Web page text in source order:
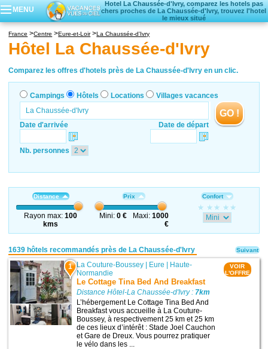
MENU
Hotel La Chaussée-d'Ivry, comparez les hotels pas
chers proches de La Chaussée-d'Ivry, trouvez l'hotel
le mieux situé
Hôtels
Locations vacances
Villages vacances
France Centre Eure-et-Loir La Chaussée-d'Ivry
Hôtel La Chaussée-d'Ivry
Comparez les offres d'hotels près de La Chaussée-d'Ivry en un clic.
Campings Hôtels Locations Villages vacances
Date d'arrivée Date de départ
GO !
Nb. personnes
Distance
Rayon max:100
kms
Prix
Mini: 0 € Maxi:1000
€
Confort
1639 hôtels recommandés près de La Chaussée-d'Ivry
1 La Couture-Boussey | Eure | Haute-
Normandie
Le Cottage Tina Bed And Breakfast
Distance Hôtel-La Chaussée-d'Ivry : 7km
L’hébergement Le Cottage Tina Bed And
Breakfast vous accueille à La Couture-
Boussey, à respectivement 25 km et 25 km
de ces lieux d’intérêt : Stade Joel Cauchon
et Gare de Dreux. Vous pourrez pratiquer
le vélo dans les ...
VOIR
L'OFFRE
Suivant